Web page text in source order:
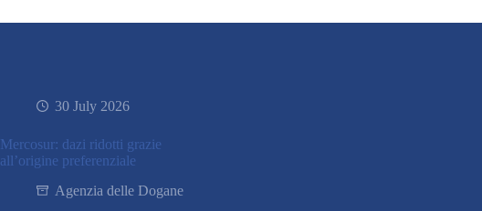
30 July 2026
Mercosur: dazi ridotti grazie
all’origine preferenziale
Agenzia delle Dogane